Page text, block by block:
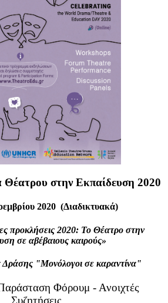
στην Εκπαίδευση 2020
2020 (Διαδικτυακά)
προκλήσεις 2020: Το Θέατρο στην
σε αβέβαιους καιρούς»
"Μονόλογοι σε καραντίνα"
Φόρουμ - Ανοιχτές
Συζητήσεις